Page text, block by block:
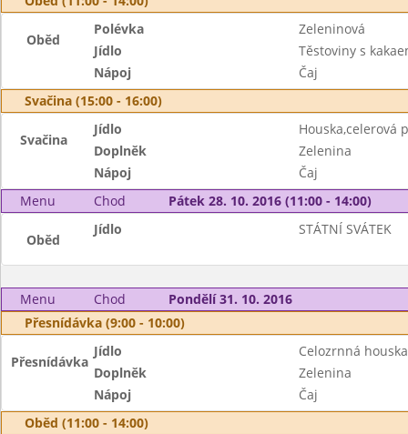
Oběd
Polévka
Zeleninová
Jídlo
Těstoviny s
Nápoj
Čaj
Svačina (15:00 - 16:00)
Svačina
Jídlo
Houska,celerová
Doplněk
Zelenina
Nápoj
Čaj
Menu
Chod Pátek 28. 10. 2016 (11:00 - 14:00)
Oběd
Jídlo STÁTNÍ SVÁTEK
Menu Chod
Pondělí 31. 10. 2016
Přesnídávka (9:00 - 10:00)
Přesnídávka
Jídlo
Celozrnná
Doplněk
Zelenina
Nápoj
Čaj
Oběd (11:00 - 14:00)